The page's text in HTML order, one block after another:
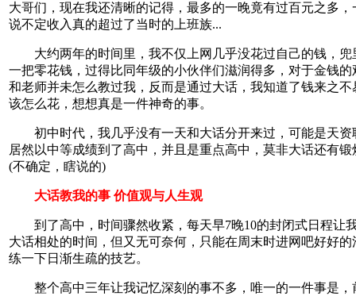
大哥们，现在我还清晰的记得，最多的一晚竟有过百元之多，
说不定收入真的超过了当时的上班族...
大约两年的时间里，我不仅上网几乎没花过自己的钱，兜
一把零花钱，过得比同年级的小伙伴们滋润得多，对于金钱的
和老师并未怎么教过我，反而是通过大话，我知道了钱来之不
该怎么花，想想真是一件神奇的事。
初中时代，我几乎没有一天和大话分开来过，可能是天资
居然以中等成绩到了高中，并且是重点高中，莫非大话还有锻
(不确定，瞎说的)
大话教我的事 价值观与人生观
到了高中，时间骤然收紧，每天早7晚10的封闭式日程让
大话相处的时间，但又无可奈何，只能在周末时进网吧好好的
练一下日渐生疏的技艺。
整个高中三年让我记忆深刻的事不多，唯一的一件事是，